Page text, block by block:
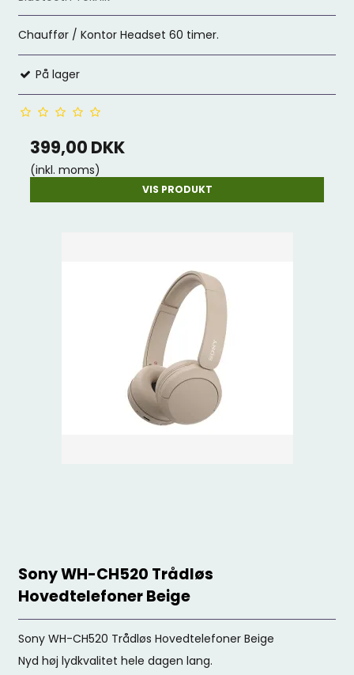
Chauffør / Kontor Headset 60 timer.
På lager
399,00 DKK
(inkl. moms)
VIS PRODUKT
Sony WH-CH520 Trådløs
Hovedtelefoner Beige
Sony WH-CH520 Trådløs Hovedtelefoner Beige
Nyd høj lydkvalitet hele dagen lang.